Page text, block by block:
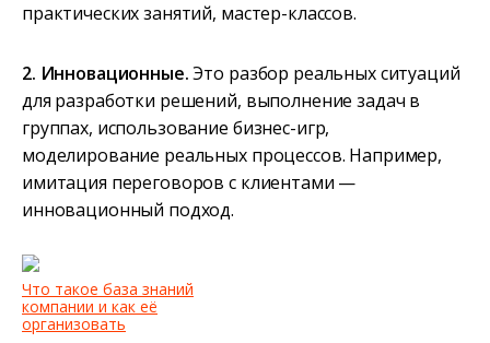
практических занятий, мастер-классов.
2. Инновационные.Это разбор реальных ситуаций
для разработки решений, выполнение задач в
группах, использование бизнес-игр,
моделирование реальных процессов. Например,
имитация переговоров с клиентами —
инновационный подход.
Что такое база знаний
компании и как её
организовать